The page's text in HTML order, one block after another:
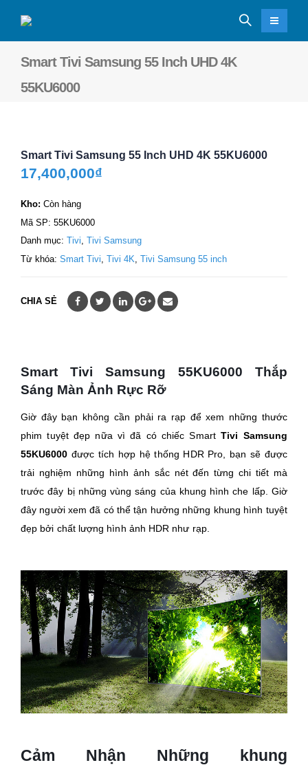
Smart Tivi Samsung 55 Inch UHD 4K
55KU6000
Smart Tivi Samsung 55 Inch UHD 4K 55KU6000
17,400,000₫
Kho: Còn hàng
Mã SP: 55KU6000
Danh mục: Tivi, Tivi Samsung
Từ khóa: Smart Tivi Tivi 4K Tivi Samsung 55 inch
CHIA SẺ
Smart Tivi Samsung 55KU6000 Thắp
Sáng Màn Ảnh Rực Rỡ
Giờ đây bạn không cần phải ra rạp để xem những thước
phim tuyệt đẹp nữa vì đã có chiếc SmartTivi Samsung
55KU6000 được tích hợp hệ thống HDR Pro, bạn sẽ được
trải nghiệm những hình ảnh sắc nét đến từng chi tiết mà
trước đây bị những vùng sáng của khung hình che lấp. Giờ
đây người xem đã có thể tận hưởng những khung hình tuyệt
đẹp bởi chất lượng hình ảnh HDR như rạp.
Cảm Nhận Những khung